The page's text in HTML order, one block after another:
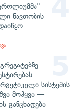
ნავთობის
—
სისტემის
მოჰყვა —
განცხადება